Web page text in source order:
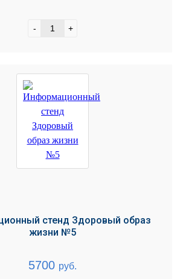
- +
стенд Здоровый образ
жизни №5
5700 руб.